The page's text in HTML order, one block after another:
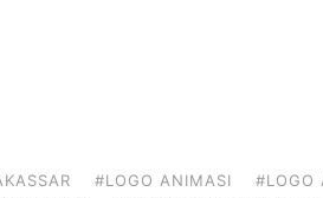
#LOGO ANIMASI
#LOGO